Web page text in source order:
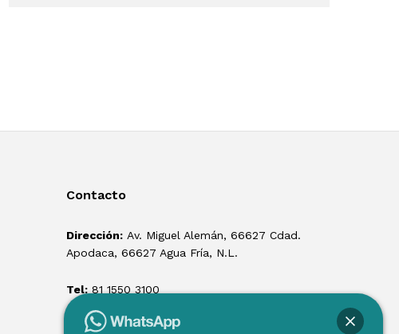
Contacto
Dirección: Av. Miguel Alemán, 66627 Cdad.
Apodaca, 66627 Agua Fría, N.L.
Tel: 81 1550 3100
ventas@losmontacargas.mx